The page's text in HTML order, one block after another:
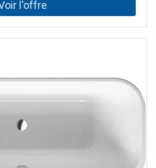
autonome Acier design rectiligne
pour une installation en